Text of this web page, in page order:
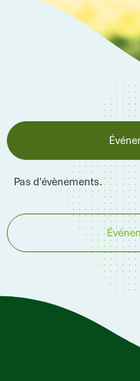
Pas d'évènements.